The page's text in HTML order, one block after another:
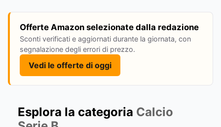
Offerte Amazon selezionate dalla redazione
Sconti verificati e aggiornati durante la giornata, con
segnalazione degli errori di prezzo.
Vedi le offerte di oggi
Esplora la categoria Calcio